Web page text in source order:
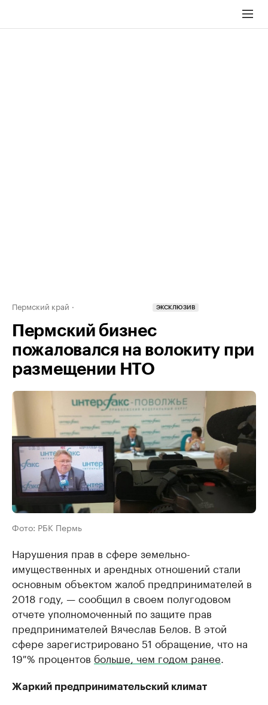
Пермский край ЭКСКЛЮЗИВ
Пермский бизнес
пожаловался на волокиту при
размещении НТО
Фото: РБК Пермь
Нарушения прав в сфере земельно-
имущественных и арендных отношений стали
основным объектом жалоб предпринимателей в
2018 году, — сообщил в своем полугодовом
отчете уполномоченный по защите прав
предпринимателей Вячеслав Белов. В этой
сфере зарегистрировано 51 обращение, что на
19 % процентов больше, чем годом ранее
Жаркий предпринимательский климат